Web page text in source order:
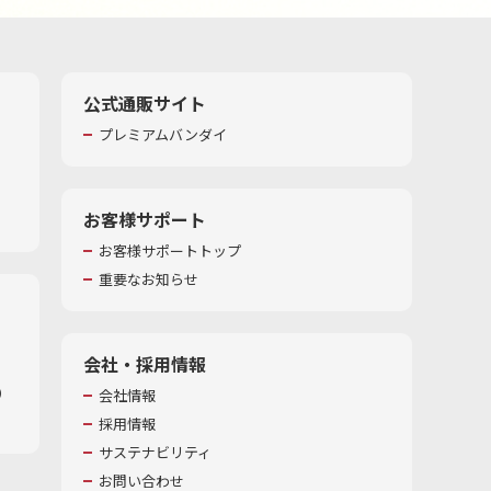
公式通販サイト
プレミアムバンダイ
お客様サポート
お客様サポートトップ
重要なお知らせ
会社・採用情報
会社情報
採用情報
サステナビリティ
お問い合わせ